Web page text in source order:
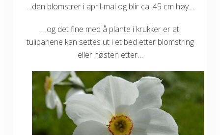
…den blomstrer i april-mai og blir ca. 45 cm høy…
…og det fine med å plante i krukker er at
tulipanene kan settes ut i et bed etter blomstring
eller høsten etter…